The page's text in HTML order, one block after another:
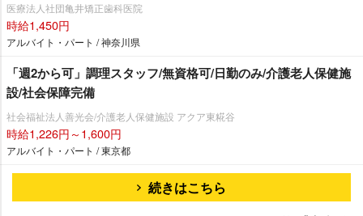
医療法人社団亀井矯正歯科医院
時給1,450円
アルバイト・パート / 神奈川県
「週2から可」調理スタッフ/無資格可/日勤のみ/介護老人保健施
設/社会保障完備
社会福祉法人善光会/介護老人保健施設 アクア東糀谷
時給1,226円～1,600円
アルバイト・パート / 東京都
続きはこちら